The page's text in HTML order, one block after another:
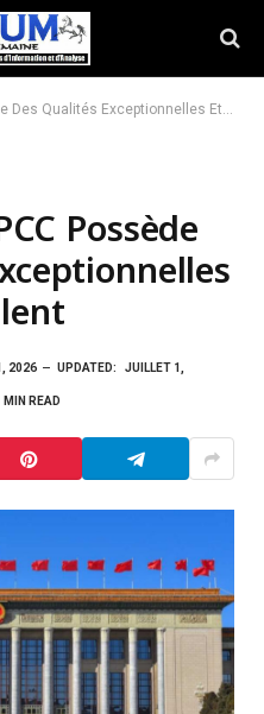
Exceptionnelles Et Sans Équivalent
Possède
2026 UPDATED: JUILLET 1,
MIN READ